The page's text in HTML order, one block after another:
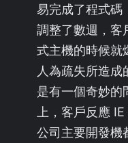
易完成了程式碼
調整了數週，客
式主機的時候
人為疏失所造成
是有一個奇妙的
上，客戶反應
公司主要開發機